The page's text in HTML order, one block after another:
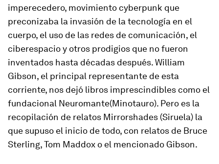
imperecedero, movimiento cyberpunk que
preconizaba la invasión de la tecnología en el
cuerpo, el uso de las redes de comunicación, el
ciberespacio y otros prodigios que no fueron
inventados hasta décadas después. William
Gibson, el principal representante de esta
corriente, nos dejó libros imprescindibles como el
fundacional Neuromante(Minotauro). Pero es la
recopilación de relatos Mirrorshades (Siruela) la
que supuso el inicio de todo, con relatos de Bruce
Sterling, Tom Maddox o el mencionado Gibson.